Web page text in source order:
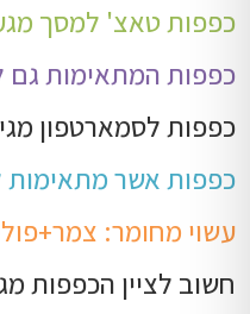
כפפות טאצ' למסך מגע אשר עובדות
כפפות המתאימות גם
כפפות לסמארטפון
כפפות אשר מתאימות
עשוי מחומר:
חשוב לציין הכפפות מגע מאפשרות